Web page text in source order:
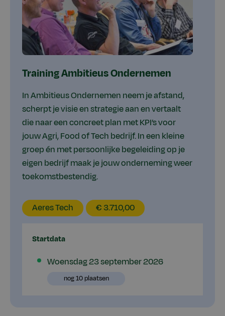
Training Ambitieus Ondernemen
In Ambitieus Ondernemen neem je afstand,
scherpt je visie en strategie aan en vertaalt
die naar een concreet plan met KPI’s voor
jouw Agri, Food of Tech bedrijf. In een kleine
groep én met persoonlijke begeleiding op je
eigen bedrijf maak je jouw onderneming weer
toekomstbestendig.
EducationLocation
Aeres Tech EducationPrice
€ 3.710,00
Startdata
Plaatsen
beschikbaar
Woensdag 23 september 2026
nog 10 plaatsen